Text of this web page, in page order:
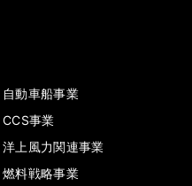
自動車船事業
CCS事業
洋上風力関連事業
燃料戦略事業